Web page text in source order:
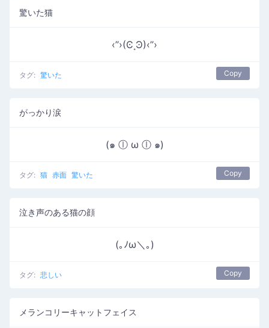
驚いた猫
‹’’›(Ͼ˳Ͽ)‹’’›
タグ: 驚いた Copy
がっかり涙
(๑ ⓛ ω ⓛ ๑)
タグ: 猫 赤面 驚いた Copy
泣き声のある猫の顔
(｡ﾉω＼｡)
タグ: 悲しい Copy
メランコリーキャットフェイス